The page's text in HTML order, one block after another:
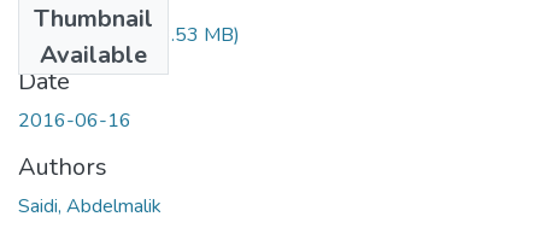
Thumbnail
Available
Ms.Gc. Saidi.pdf(3.53 MB)
Date
2016-06-16
Authors
Saidi, Abdelmalik